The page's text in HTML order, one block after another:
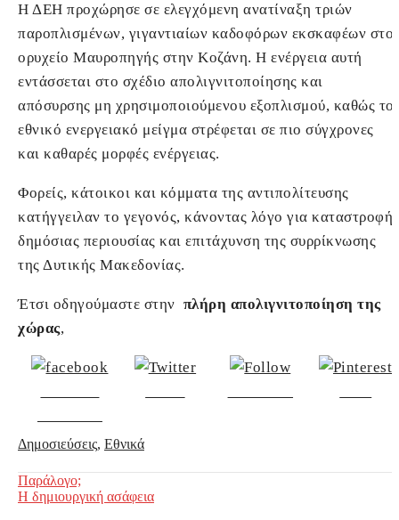
Η ΔΕΗ προχώρησε σε ελεγχόμενη ανατίναξη τριών
παροπλισμένων, γιγαντιαίων καδοφόρων εκσκαφέων στο
ορυχείο Μαυροπηγής στην Κοζάνη. Η ενέργεια αυτή
εντάσσεται στο σχέδιο απολιγνιτοποίησης και
απόσυρσης μη χρησιμοποιούμενου εξοπλισμού, καθώς το
εθνικό ενεργειακό μείγμα στρέφεται σε πιο σύγχρονες
και καθαρές μορφές ενέργειας.
Φορείς, κάτοικοι και κόμματα της αντιπολίτευσης
κατήγγειλαν το γεγονός, κάνοντας λόγο για καταστροφή
δημόσιας περιουσίας και επιτάχυνση της συρρίκνωσης
της Δυτικής Μακεδονίας.
Έτσι οδηγούμαστε στην πλήρη απολιγνιτοποίηση της
χώρας,
Δημοσιεύσεις, Εθνικά
Post
navigation
Παράλογο;
Η δημιουργική ασάφεια